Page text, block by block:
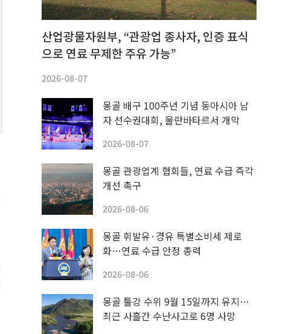
산업광물자원부, “관광업 종사자, 인증 표식
으로 연료 무제한 주유 가능”
2026-08-07
몽골 배구 100주년 기념 동아시아 남
자 선수권대회, 울란바타르서 개막
2026-08-07
몽골 관광업계 협회들, 연료 수급 즉각
개선 촉구
2026-08-06
몽골 휘발유·경유 특별소비세 제로
화…연료 수급 안정 총력
2026-08-06
몽골 툴강 수위 9월 15일까지 유지…
최근 사흘간 수난사고로 6명 사망